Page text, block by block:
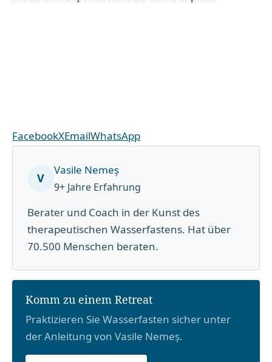
FacebookXEmailWhatsApp
V
Vasile Nemeș
9+ Jahre Erfahrung
Berater und Coach in der Kunst des
therapeutischen Wasserfastens. Hat über
70.500 Menschen beraten.
Komm zu einem Retreat
Praktizieren Sie Wasserfasten sicher unter
der Anleitung von Vasile Nemeș.